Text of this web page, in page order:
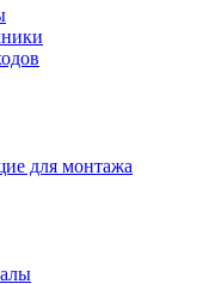
для монтажа